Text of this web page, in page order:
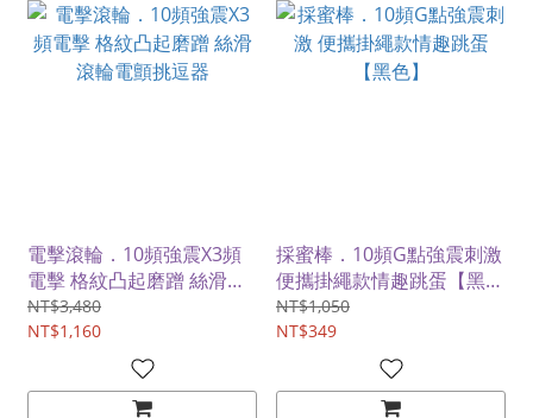
電擊滾輪．10頻強震X3頻
電擊 格紋凸起磨蹭 絲滑滾
輪電顫挑逗器
NT$3,480
NT$1,160
採蜜棒．10頻G點強震刺激
便攜掛繩款情趣跳蛋【黑
色】
NT$1,050
NT$349